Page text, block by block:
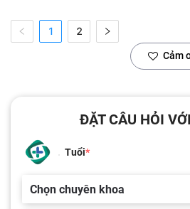
1 2
Cảm
ĐẶT CÂU HỎI
Tuổi
Chọn chuyên khoa